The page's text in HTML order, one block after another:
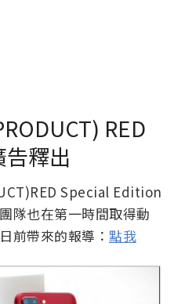
RED
釋出
Special Edition
隊也在第一時間取得動
前帶來的報導： 點我